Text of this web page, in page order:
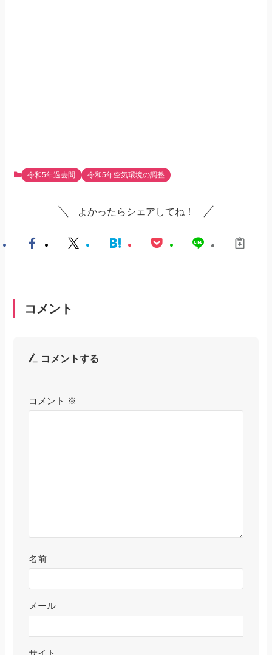
令和5年過去問 令和5年空気環境の調整
よかったらシェアしてね！
コメント
コメントする
コメント ※
名前
メール